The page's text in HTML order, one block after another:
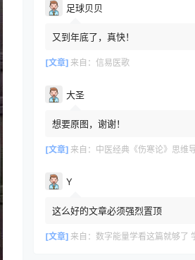
足球贝贝
又到年底了，真快！
[文章] 来自： 信易医歌
大圣
想要原图，谢谢！
[文章] 来自： 中医经典《伤寒论》思维
Y
这么好的文章必须强烈置顶
[文章] 来自： 数字能量学看这篇就够了 学会自